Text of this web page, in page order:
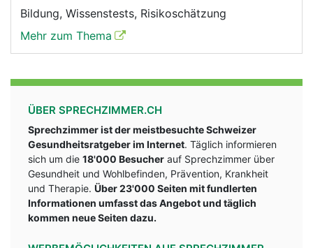
Bildung, Wissenstests, Risikoschätzung
Mehr zum Thema
ÜBER SPRECHZIMMER.CH
Sprechzimmer ist der meistbesuchte Schweizer
Gesundheitsratgeber im Internet. Täglich informieren
sich um die 18'000 Besucher auf Sprechzimmer über
Gesundheit und Wohlbefinden, Prävention, Krankheit
und Therapie. Über 23'000 Seiten mit fundlerten
Informationen umfasst das Angebot und täglich
kommen neue Seiten dazu.